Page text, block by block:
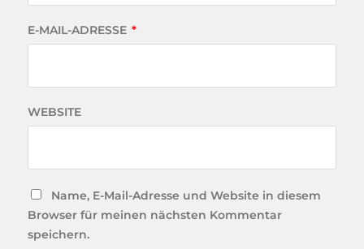
E-MAIL-ADRESSE *
WEBSITE
Name, E-Mail-Adresse und Website in diesem
Browser für meinen nächsten Kommentar
speichern.